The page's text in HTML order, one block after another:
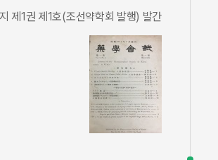
제1권 제1호(조선약학회 발행) 발간